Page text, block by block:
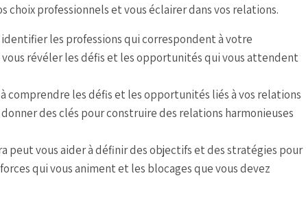
professionnels et vous éclairer dans vos relations.
identifier les professions qui correspondent à votre
révéler les défis et les opportunités qui vous attendent
comprendre les défis et les opportunités liés à vos relations
des clés pour construire des relations harmonieuses
peut vous aider à définir des objectifs et des stratégies pour
qui vous animent et les blocages que vous devez